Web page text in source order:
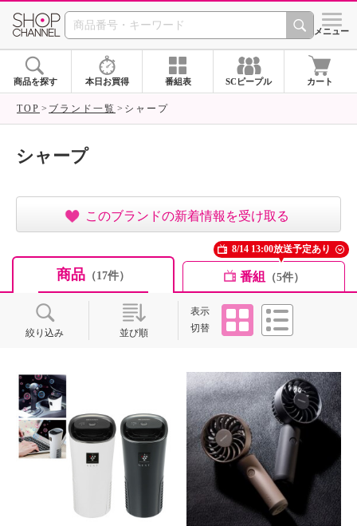
SHOP CHANNEL ショッ
メニュー
商品を探す 本日お買得 番組表 SCピープル カート
TOP ブランド一覧 シャープ
シャープ
このブランドの新着情報を受け取る
商品 （17件） 番組 （5件）
8/14 13:00放送予定あり
絞り込み 並び順
表示
切替
タイル